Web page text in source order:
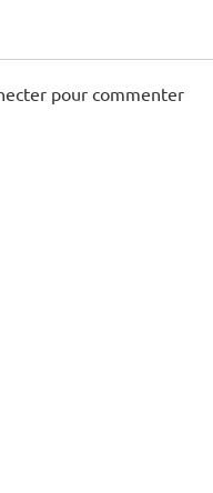
pour commenter